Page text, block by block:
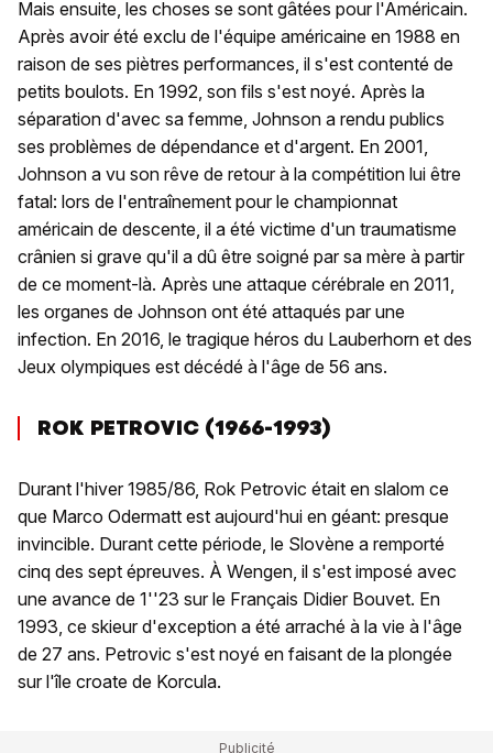
Mais ensuite, les choses se sont gâtées pour l'Américain.
Après avoir été exclu de l'équipe américaine en 1988 en
raison de ses piètres performances, il s'est contenté de
petits boulots. En 1992, son fils s'est noyé. Après la
séparation d'avec sa femme, Johnson a rendu publics
ses problèmes de dépendance et d'argent. En 2001,
Johnson a vu son rêve de retour à la compétition lui être
fatal: lors de l'entraînement pour le championnat
américain de descente, il a été victime d'un traumatisme
crânien si grave qu'il a dû être soigné par sa mère à partir
de ce moment-là. Après une attaque cérébrale en 2011,
les organes de Johnson ont été attaqués par une
infection. En 2016, le tragique héros du Lauberhorn et des
Jeux olympiques est décédé à l'âge de 56 ans.
ROK PETROVIC (1966-1993)
Durant l'hiver 1985/86, Rok Petrovic était en slalom ce
que Marco Odermatt est aujourd'hui en géant: presque
invincible. Durant cette période, le Slovène a remporté
cinq des sept épreuves. À Wengen, il s'est imposé avec
une avance de 1''23 sur le Français Didier Bouvet. En
1993, ce skieur d'exception a été arraché à la vie à l'âge
de 27 ans. Petrovic s'est noyé en faisant de la plongée
sur l'île croate de Korcula.